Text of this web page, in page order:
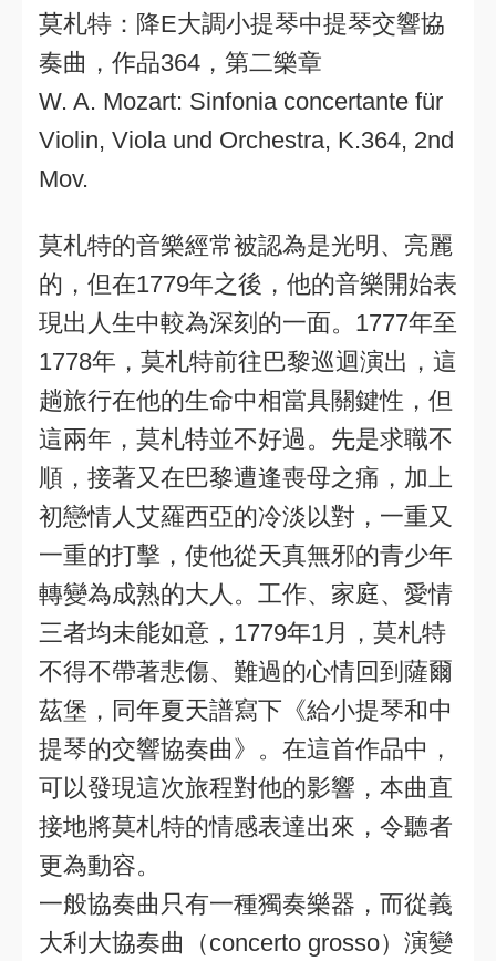
莫札特：降E大調小提琴中提琴交響協
奏曲，作品364，第二樂章
W. A. Mozart: Sinfonia concertante für
Violin, Viola und Orchestra, K.364, 2nd
Mov.
莫札特的音樂經常被認為是光明、亮麗
的，但在1779年之後，他的音樂開始表
現出人生中較為深刻的一面。1777年至
1778年，莫札特前往巴黎巡迴演出，這
趟旅行在他的生命中相當具關鍵性，但
這兩年，莫札特並不好過。先是求職不
順，接著又在巴黎遭逢喪母之痛，加上
初戀情人艾羅西亞的冷淡以對，一重又
一重的打擊，使他從天真無邪的青少年
轉變為成熟的大人。工作、家庭、愛情
三者均未能如意，1779年1月，莫札特
不得不帶著悲傷、難過的心情回到薩爾
茲堡，同年夏天譜寫下《給小提琴和中
提琴的交響協奏曲》。在這首作品中，
可以發現這次旅程對他的影響，本曲直
接地將莫札特的情感表達出來，令聽者
更為動容。
一般協奏曲只有一種獨奏樂器，而從義
大利大協奏曲（concerto grosso）演變